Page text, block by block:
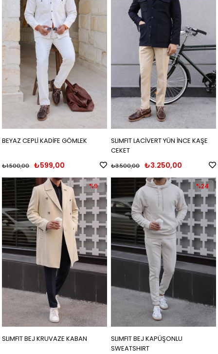
BEYAZ CEPLİ KADİFE GÖMLEK
₺599,00
₺1.500,00
SLIMFIT LACİVERT YÜN İNCE KAŞE
CEKET
₺3.250,00
₺3.500,00
SLIMFIT BEJ KRUVAZE KABAN
%9
SLIMFIT BEJ KAPÜŞONLU
SWEATSHIRT
%24